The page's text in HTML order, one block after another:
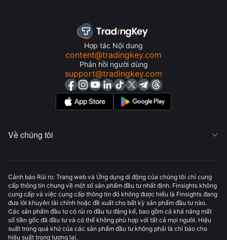
Hợp tác Nội dung
content@tradingkey.com
Phản hồi người dùng
support@tradingkey.com
Về chúng tôi 
Cảnh báo Rủi ro: Trang web và Ứng dụng di động của chúng tôi chỉ cung
cấp thông tin chung về một số sản phẩm đầu tư nhất định. Finsights không
cung cấp và việc cung cấp thông tin đó không được hiểu là Finsights đang
đưa lời khuyên tài chính hoặc đề xuất cho bất kỳ sản phẩm đầu tư nào.
Các sản phẩm đầu tư có rủi ro đầu tư đáng kể, bao gồm cả khả năng mất
số tiền gốc đã đầu tư và có thể không phù hợp với tất cả mọi người. Hiệu
suất trong quá khứ của các sản phẩm đầu tư không phải là chỉ báo cho
hiệu suất trong tương lai.